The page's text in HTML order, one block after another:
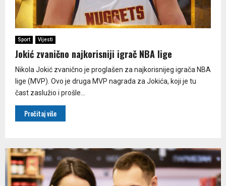
Sport Vijesti
Jokić zvanično najkorisniji igrač NBA lige
Nikola Jokić zvanično je proglašen za najkorisnijeg igrača NBA
lige (MVP). Ovo je druga MVP nagrada za Jokića, koji je tu
čast zaslužio i prošle...
Pročitaj više